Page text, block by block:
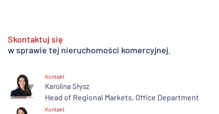
Skontaktuj się
w sprawie tej nieruchomości komercyjnej.
Kontakt
Karolina Słysz
Head of Regional Markets, Office Department
Kontakt